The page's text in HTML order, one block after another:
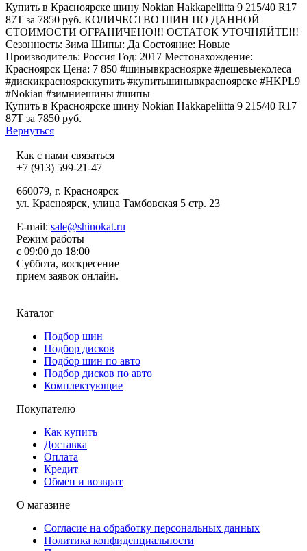
Купить в Красноярске шину Nokian Hakkapeliitta 9 215/40 R17
87T за 7850 руб. КОЛИЧЕСТВО ШИН ПО ДАННОЙ
СТОИМОСТИ ОГРАНИЧЕНО!!! ОСТАТОК УТОЧНЯЙТЕ!!!
Сезонность: Зима Шипы: Да Состояние: Новые
Производитель: Россия Год: 2017 Местонахождение:
Красноярск Цена: 7 850 #шинывкрасноярке #дешевыеколеса
#дискикрасноярсккупить #купитьшинывкрасноярске #HKPL9
#Nokian #зимниешины #шипы
Купить в Красноярске шину Nokian Hakkapeliitta 9 215/40 R17
87T за 7850 руб.
Вернуться
Как с нами связаться
+7 (913) 599-21-47
660079, г. Красноярск
ул. Красноярск, улица Тамбовская 5 стр. 23
E-mail: sale@shinokat.ru
Режим работы
с 09:00 до 18:00
Суббота, воскресение
прием заявок онлайн.
Каталог
Подбор шин
Подбор дисков
Подбор шин по авто
Подбор дисков по авто
Комплектующие
Покупателю
Как купить
Доставка
Оплата
Кредит
Обмен и возврат
О магазине
Согласие на обработку персональных данных
Политика конфиденциальности